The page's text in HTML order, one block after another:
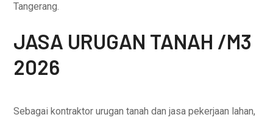
Tangerang.
JASA URUGAN TANAH /M3
2026
Sebagai kontraktor urugan tanah dan jasa pekerjaan lahan,